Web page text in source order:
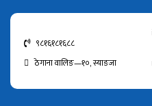
९८१६१८१६८८
ठेगाना वालिङ—१०, स्याङजा